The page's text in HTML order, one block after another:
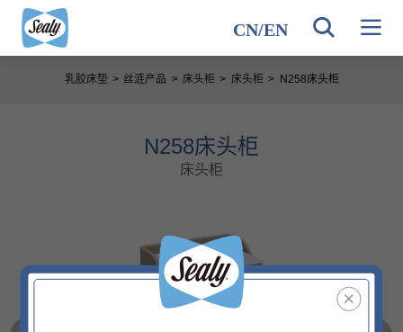
CN/EN
乳胶床垫 > 丝涟产品 > 床头柜 > 床头柜 > N258床头柜
N258床头柜
床头柜